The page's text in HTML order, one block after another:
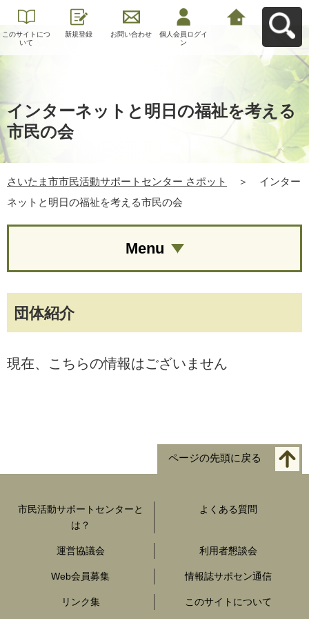
このサイトにつ
いて
新規登録 お問い合わせ
個人会員ログイ
ン
インターネットと明日の福祉を考える
市民の会
さいたま市市民活動サポートセンター さポット ＞
インター
ネットと明日の福祉を考える市民の会
団体紹介
現在、こちらの情報はございません
Menu
ページの先頭に戻る
市民活動サポートセンターと
は？
よくある質問
運営協議会 利用者懇談会
Web会員募集 情報誌サポセン通信
リンク集 このサイトについて